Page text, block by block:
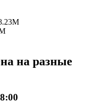
на разные